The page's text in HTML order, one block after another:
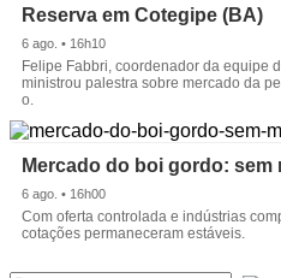
Reserva em Cotegipe (BA)
6 ago. • 16h10
Felipe Fabbri, coordenador da equipe
ministrou palestra sobre mercado da
o.
Mercado do boi gordo: sem
6 ago. • 16h00
Com oferta controlada e indústrias
cotações permaneceram estáveis.